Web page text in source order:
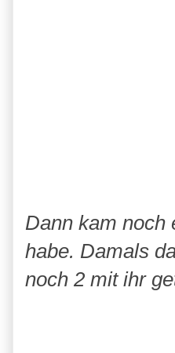
Dann kam noch
habe. Damals
noch 2 mit ihr